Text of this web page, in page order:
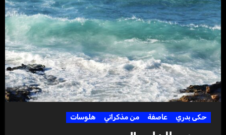
حكى بدري عاصفة من مذكراتي هلوسات